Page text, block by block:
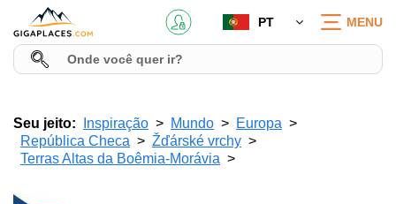
PT MENU
Seu jeito: Inspiração Mundo
Europa
República Checa
Žďárské vrchy
Terras Altas da Boêmia-Morávia